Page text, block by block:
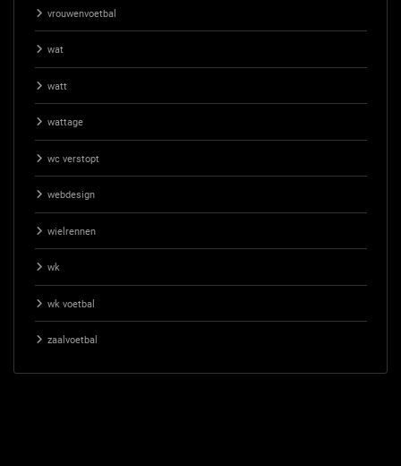
vrouwenvoetbal
wat
watt
wattage
wc verstopt
webdesign
wielrennen
wk
wk voetbal
zaalvoetbal